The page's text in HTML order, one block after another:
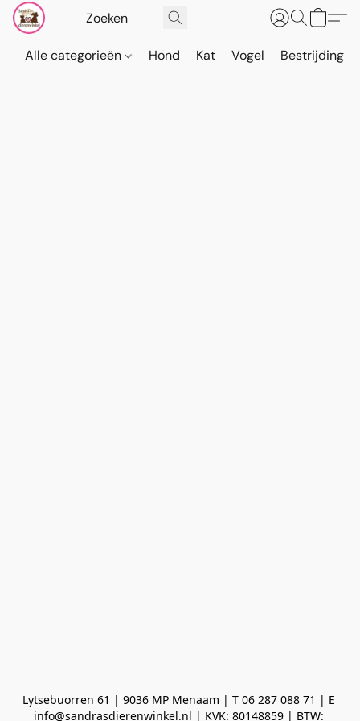
Alle categorieën Hond Kat Vogel Bestrijding
Lytsebuorren 61 | 9036 MP Menaam | T 06 287 088 71 | E
info@sandrasdierenwinkel.nl | KVK: 80148859 | BTW: